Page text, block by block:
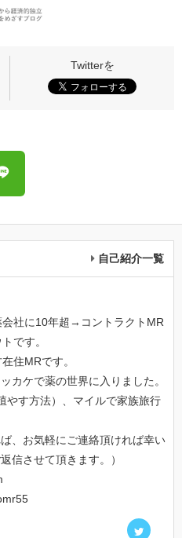
自己紹介一覧
会社に10年超→コントラクトMR
です。
住MRです。
カケで薬の世界に入りました。
やす方法）、マイルで家族旅行
、お気軽にご連絡頂ければ幸い
信させて頂きます。）